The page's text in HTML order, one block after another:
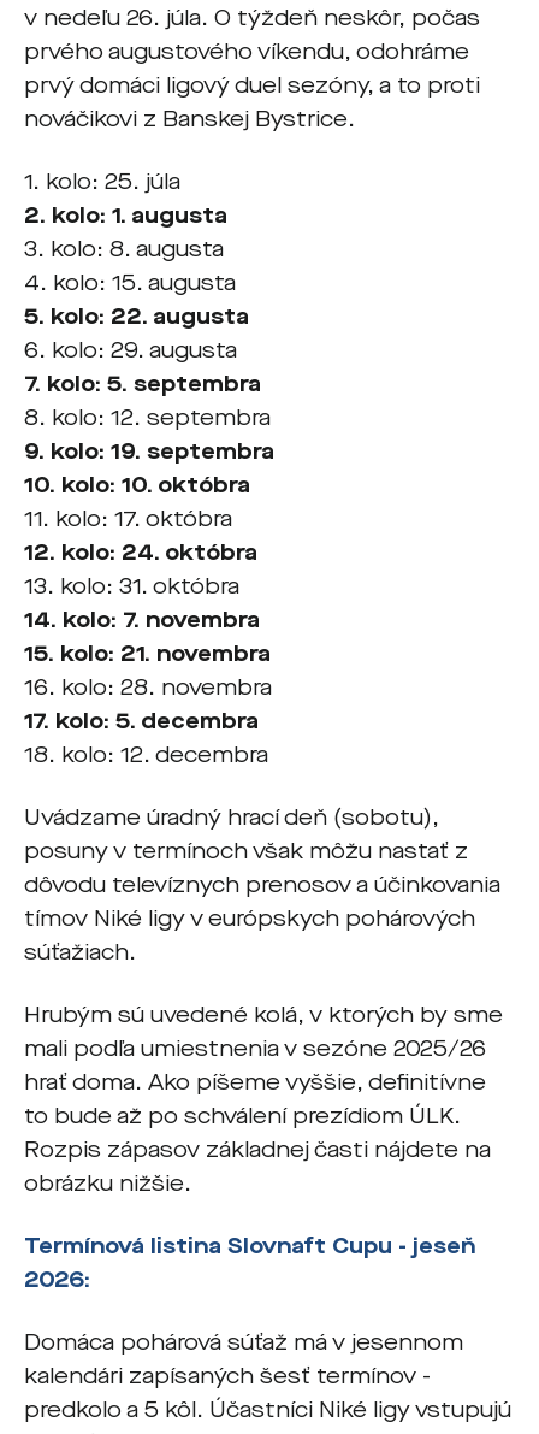
v nedeľu 26. júla. O týždeň neskôr, počas
prvého augustového víkendu, odohráme
prvý domáci ligový duel sezóny, a to proti
nováčikovi z Banskej Bystrice.
1. kolo: 25. júla
2. kolo: 1. augusta
3. kolo: 8. augusta
4. kolo: 15. augusta
5. kolo: 22. augusta
6. kolo: 29. augusta
7. kolo: 5. septembra
8. kolo: 12. septembra
9. kolo: 19. septembra
10. kolo: 10. októbra
11. kolo: 17. októbra
12. kolo: 24. októbra
13. kolo: 31. októbra
14. kolo: 7. novembra
15. kolo: 21. novembra
16. kolo: 28. novembra
17. kolo: 5. decembra
18. kolo: 12. decembra
Uvádzame úradný hrací deň (sobotu),
posuny v termínoch však môžu nastať z
dôvodu televíznych prenosov a účinkovania
tímov Niké ligy v európskych pohárových
súťažiach.
Hrubým sú uvedené kolá, v ktorých by sme
mali podľa umiestnenia v sezóne 2025/26
hrať doma. Ako píšeme vyššie, definitívne
to bude až po schválení prezídiom ÚLK.
Rozpis zápasov základnej časti nájdete na
obrázku nižšie.
Termínová listina Slovnaft Cupu - jeseň
2026:
Domáca pohárová súťaž má v jesennom
kalendári zapísaných šesť termínov -
predkolo a 5 kôl. Účastníci Niké ligy vstupujú